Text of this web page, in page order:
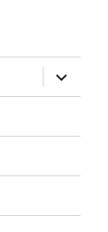
expande
el
menú